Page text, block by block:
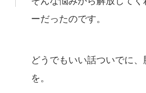
ーだったのです。
どうでもいい話ついでに
を。